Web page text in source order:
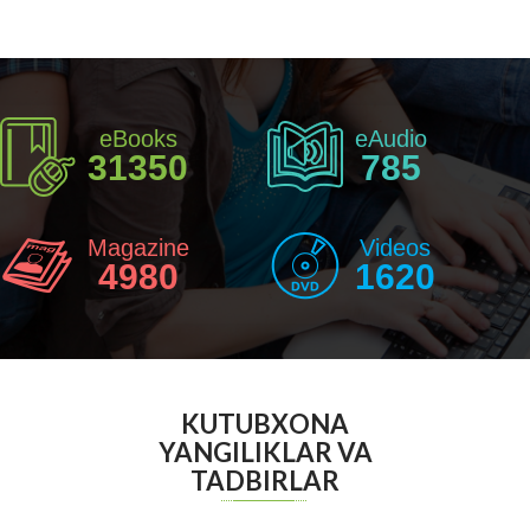
eBooks
31350
eAudio
785
Magazine
4980
Videos
1620
KUTUBXONA
YANGILIKLAR VA
TADBIRLAR